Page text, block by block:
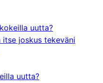
uutta?
itse joskus tekeväni
uutta?